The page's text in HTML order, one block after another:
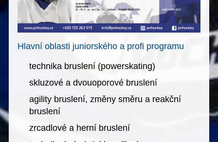
Hlavní oblasti juniorského a profi programu
technika bruslení (powerskating)
skluzové a dvouoporové bruslení
agility bruslení, změny směru a reakční
bruslení
zrcadlové a herní bruslení